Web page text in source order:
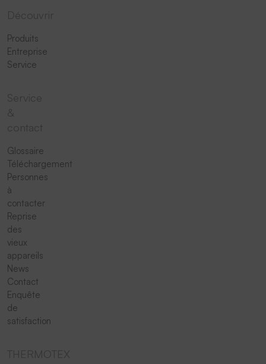
Produits
Entreprise
Service
Glossaire
Téléchargement
Personnes
à
contacter
Reprise
des
vieux
appareils
News
Contact
Enquête
de
satisfaction